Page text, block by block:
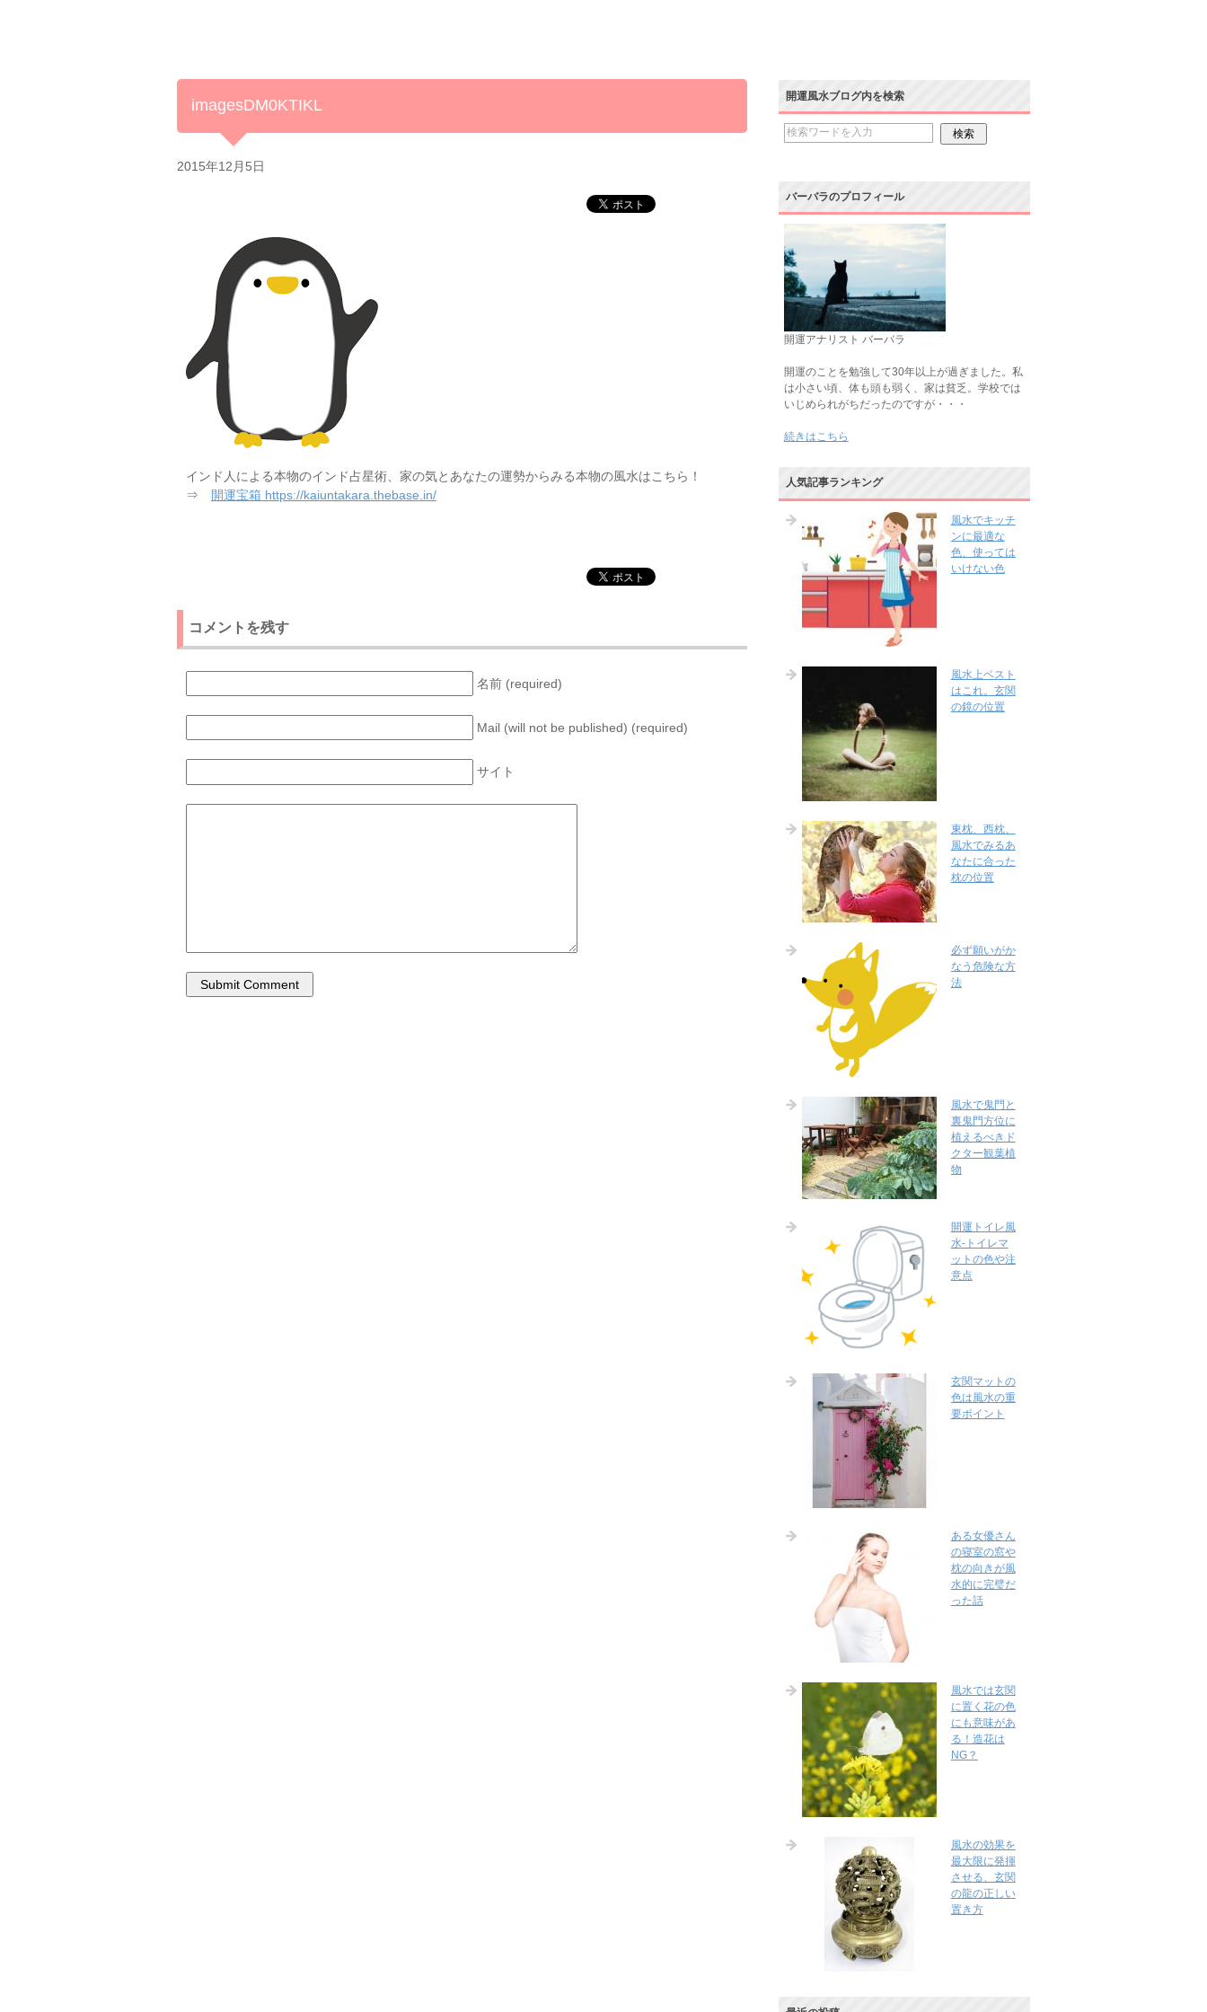
imagesDM0KTIKL
2015年12月5日
インド人による本物のインド占星術、家の気とあなたの運勢からみる本物の風水はこちら！
⇒ 開運宝箱 https://kaiuntakara.thebase.in/
コメントを残す
名前 (required)
Mail (will not be published) (required)
サイト
開運風水ブログ内を検索
バーバラのプロフィール
開運アナリスト バーバラ
開運のことを勉強して30年以上が過ぎました。私
は小さい頃、体も頭も弱く、家は貧乏。学校では
いじめられがちだったのですが・・・
続きはこちら
人気記事ランキング
風水でキッチ
ンに最適な
色、使っては
いけない色
風水上ベスト
はこれ。玄関
の鏡の位置
東枕、西枕、
風水でみるあ
なたに合った
枕の位置
必ず願いがか
なう危険な方
法
風水で鬼門と
裏鬼門方位に
植えるべきド
クター観葉植
物
開運トイレ風
水-トイレマ
ットの色や注
意点
玄関マットの
色は風水の重
要ポイント
ある女優さん
の寝室の窓や
枕の向きが風
水的に完璧だ
った話
風水では玄関
に置く花の色
にも意味があ
る！造花は
NG？
風水の効果を
最大限に発揮
させる、玄関
の龍の正しい
置き方